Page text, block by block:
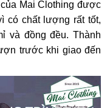
của Mai Clothing được
có chất lượng rất tốt,
và đồng đều. Thành
trước khi giao đến